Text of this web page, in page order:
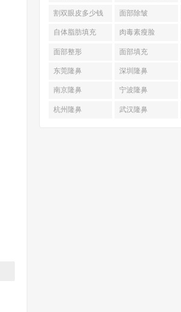
割双眼皮多少钱 面部除皱
自体脂肪填充 肉毒素瘦脸
面部整形 面部填充
东莞隆鼻 深圳隆鼻
南京隆鼻 宁波隆鼻
杭州隆鼻 武汉隆鼻